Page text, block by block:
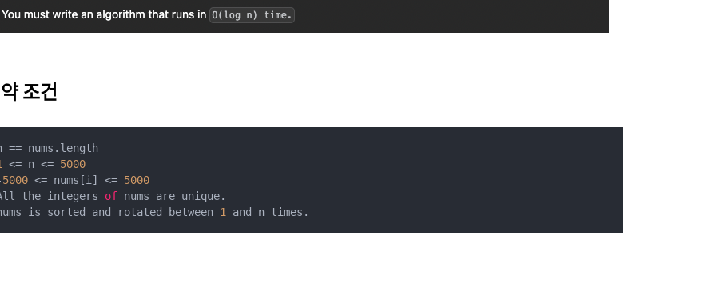
조건
n == nums.length
<= n <= 5000
5000 <= nums[i] <= 5000
the integers of nums are unique.
is sorted and rotated between 1 and n times.